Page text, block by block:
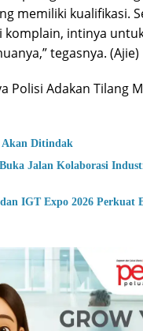
memiliki kualifikasi.
intinya
tegasnya. (Ajie)
Polisi Adakan Tilang
Akan Ditindak
Jalan Kolaborasi
IGT Expo 2026 Perkuat